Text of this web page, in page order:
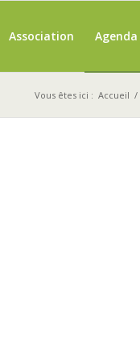
Association Agenda
Vous êtes ici : Accueil /